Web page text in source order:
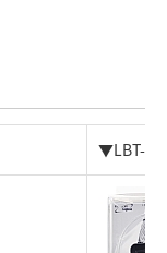
▼LBT-